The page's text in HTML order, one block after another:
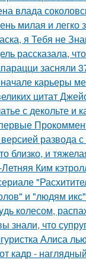
влада
милая и легко
я Тебя не
рассказала,
засняли
карьеры
цитат
с декольте и
развода
близко, и
Ким
и "людям
колесом,
знали, что
Алиса
кадр -